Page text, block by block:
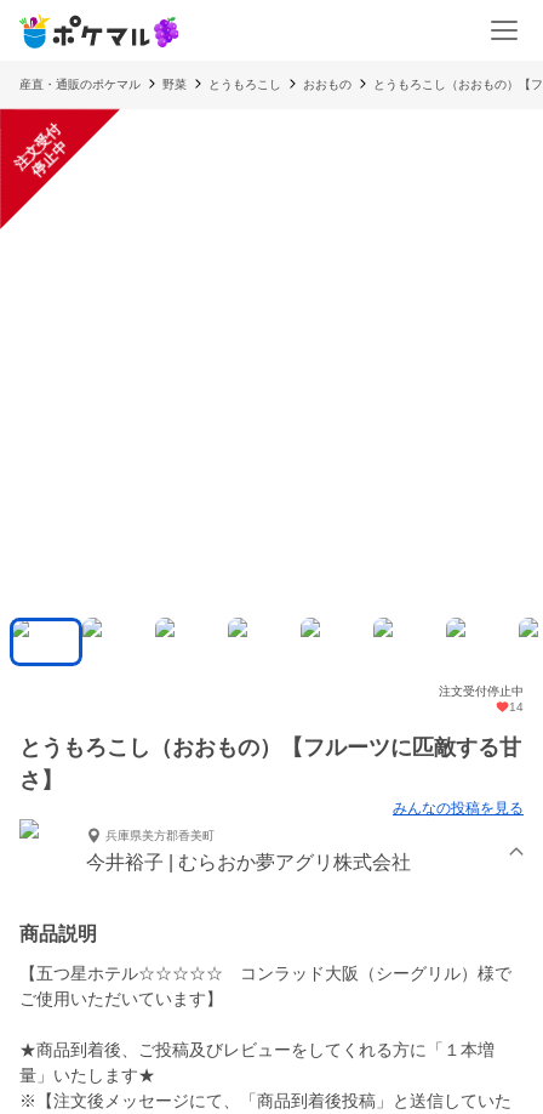
産直・通販のポケマル 野菜 とうもろこし おおもの とうもろこし（おおもの）【
注
文
受
付
停
止
中
注文受付停止中
14
とうもろこし（おおもの）【フルーツに匹敵する甘
さ】
みんなの投稿を見る
兵庫県美方郡香美町
今井裕子 | むらおか夢アグリ株式会社
商品説明
【五つ星ホテル☆☆☆☆☆ コンラッド大阪（シーグリル）様で
ご使用いただいています】
★商品到着後、ご投稿及びレビューをしてくれる方に「１本増
量」いたします★
※【注文後メッセージにて、「商品到着後投稿」と送信していた